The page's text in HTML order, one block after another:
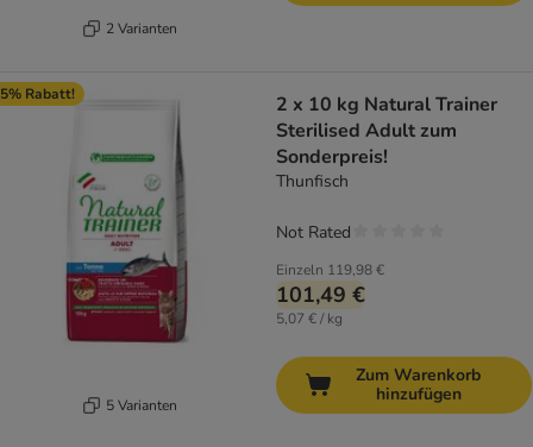
2 Varianten
Rabatt!
5 Varianten
2 x 10 kg Natural Trainer
Sterilised Adult zum
Sonderpreis!
Thunfisch
Einzeln 119,98 €
101,49 €
5,07 € / kg
Not Rated
Zum Warenkorb
hinzufügen